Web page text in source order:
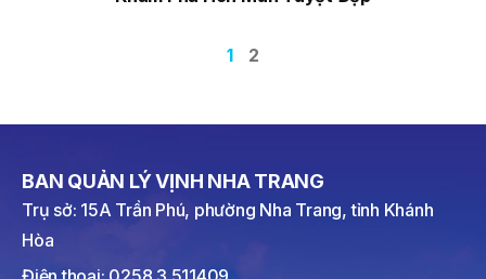
1 2
BAN QUẢN LÝ VỊNH NHA TRANG
Trụ sở: 15A Trần Phú, phường Nha Trang, tỉnh Khánh
Hòa